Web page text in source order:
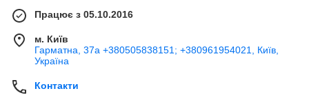
Працює з 05.10.2016
м. Київ
Гарматна, 37а +380505838151; +380961954021, Київ,
Україна
Контакти